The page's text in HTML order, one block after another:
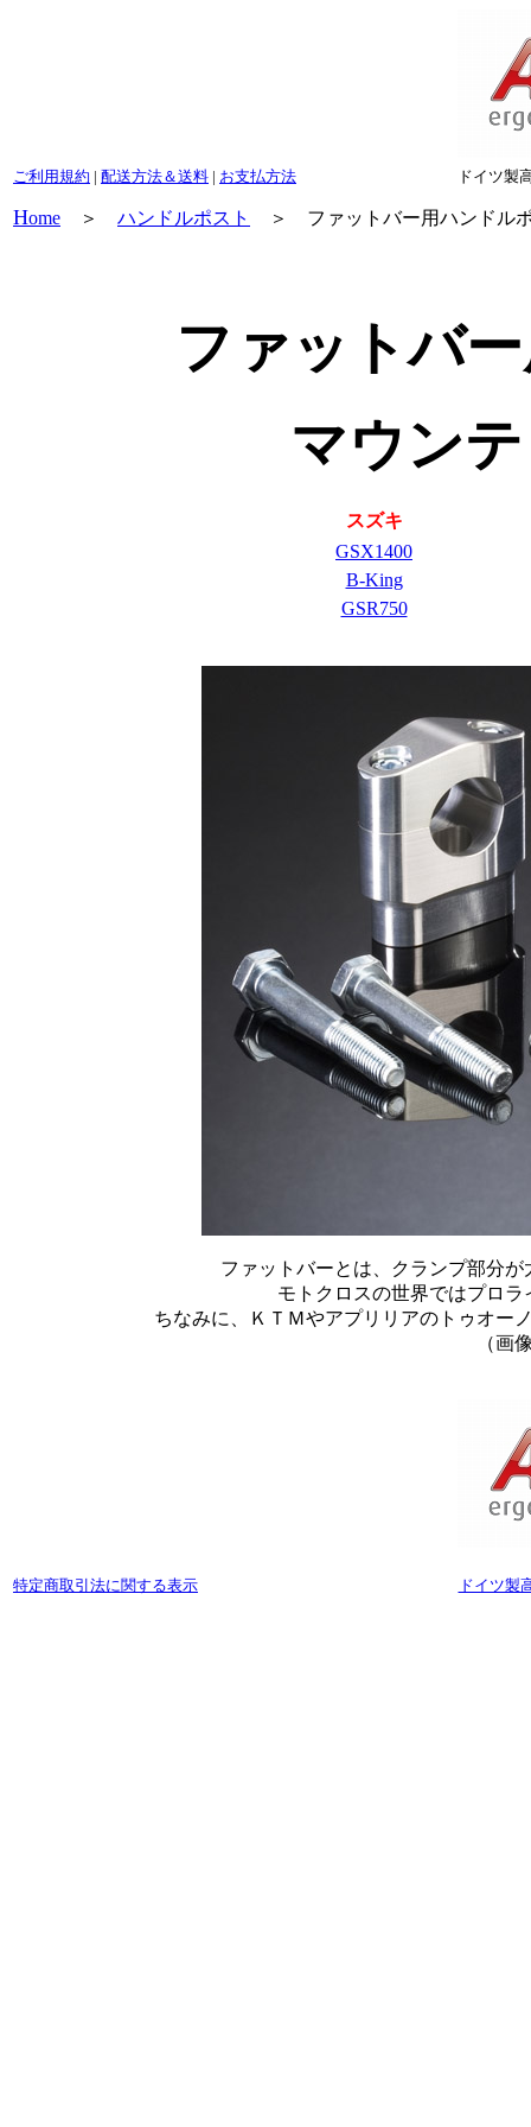
ご利用規約 | 配送方法＆送料 | お支払方法 ドイツ製
Home ＞ ハンドルポスト ＞ ファットバー用ハンドル
ファットバ
マウン
スズキ
GSX1400
B-King
GSR750
ファットバーとは、クランプ部分が
モトクロスの世界ではプロ
ちなみに、ＫＴＭやアプリリアのトゥオー
（画
特定商取引法に関する表示 ドイツ製